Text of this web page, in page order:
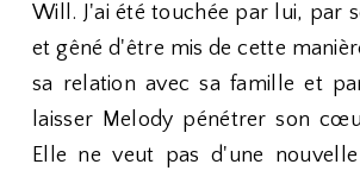
Will. J'ai été touchée par lui, par
et gêné d'être mis de cette
sa relation avec sa famille et
laisser Melody pénétrer son
Elle ne veut pas d'une